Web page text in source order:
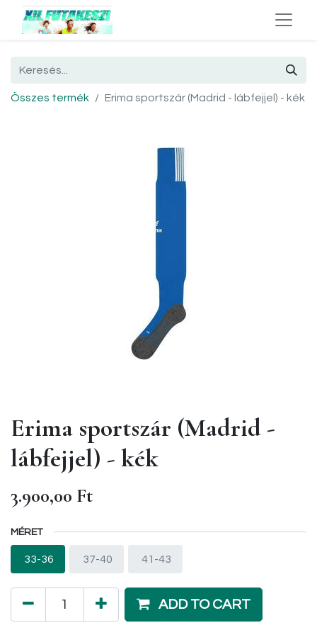
Összes termék Erima sportszár (Madrid - lábfejjel) - kék
Erima sportszár (Madrid -
lábfejjel) - kék
3.900,00 Ft
MÉRET
33-36 37-40 41-43
ADD TO CART